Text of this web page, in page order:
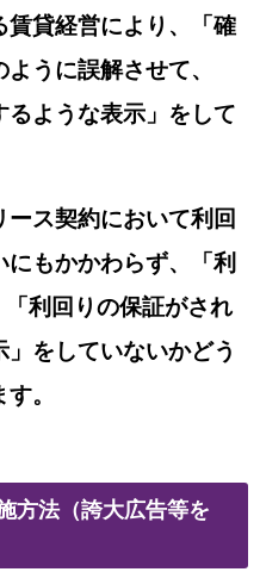
賃貸経営により、「確
うに誤解させて、
るような表示」をして
ス契約において利回
にもかかわらず、「利
利回りの保証がされ
をしていないかどう
す。
方法（誇大広告等を